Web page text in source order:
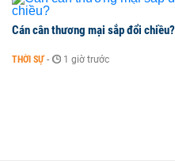
Cán cân thương mại sắp đổi chiều?
THỜI SỰ - 1 giờ trước